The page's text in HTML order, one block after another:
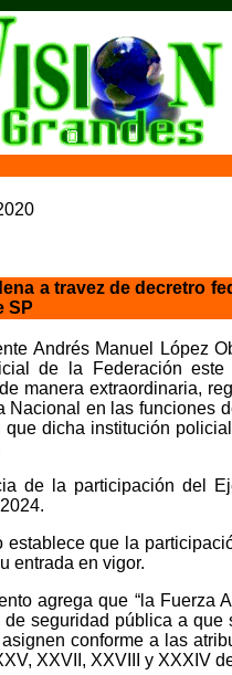
a travez de decretro
SP
Andrés Manuel López
de la Federación
manera extraordinaria,
Nacional en las funciones
que dicha institución
de la participación del
establece que la
entrada en vigor.
agrega que “la Fuerza
de seguridad pública a
conforme a las
XXVII, XXVIII y XXXIV